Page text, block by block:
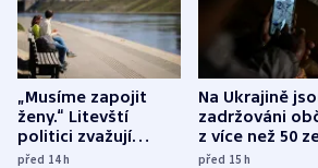
„Musíme zapojit
ženy.“ Litevští
politici zvažují
dohodu o
před 14h
Na Ukrajině
zadržováni
z více než 50
Bojovali na
před 15h